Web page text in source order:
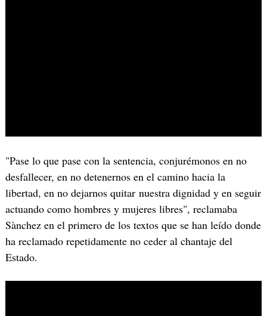
"Pase lo que pase con la sentencia, conjurémonos en no
desfallecer, en no detenernos en el camino hacia la
libertad, en no dejarnos quitar nuestra dignidad y en seguir
actuando como hombres y mujeres libres", reclamaba
Sànchez en el primero de los textos que se han leído donde
ha reclamado repetidamente no ceder al chantaje del
Estado.